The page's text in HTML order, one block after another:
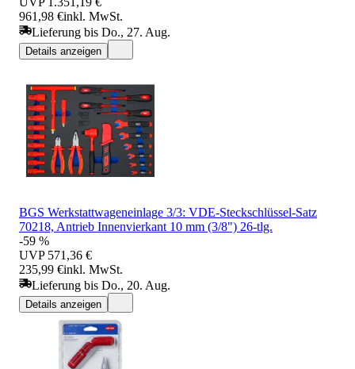
961,98 €inkl. MwSt.
Lieferung bis Do., 27. Aug.
Details anzeigen
BGS Werkstattwageneinlage 3/3: VDE-Steckschlüssel-Satz
70218, Antrieb Innenvierkant 10 mm (3/8") 26-tlg.
-59 %
UVP 571,36 €
235,99 €inkl. MwSt.
Lieferung bis Do., 20. Aug.
Details anzeigen